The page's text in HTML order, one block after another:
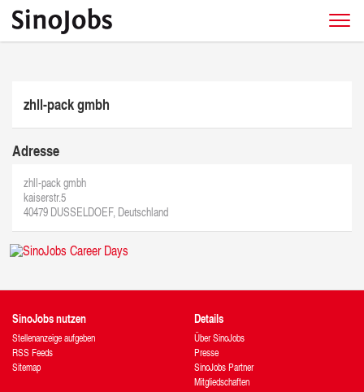
zhll-pack gmbh
Adresse
zhll-pack gmbh
kaiserstr.5
40479 DUSSELDOEF, Deutschland
SinoJobs nutzen
Stellenanzeige aufgeben
RSS Feeds
Sitemap
Details
Über SinoJobs
Presse
SinoJobs Partner
Mitgliedschaften